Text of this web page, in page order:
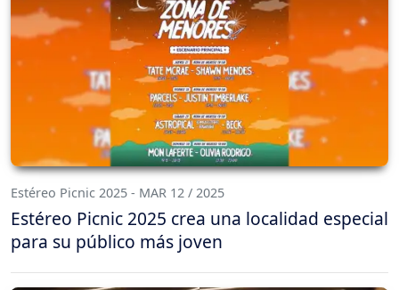
Estéreo Picnic 2025 - MAR 12 / 2025
Estéreo Picnic 2025 crea una localidad especial
para su público más joven